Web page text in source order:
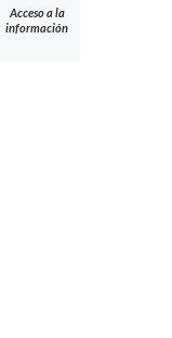
Acceso a la
información